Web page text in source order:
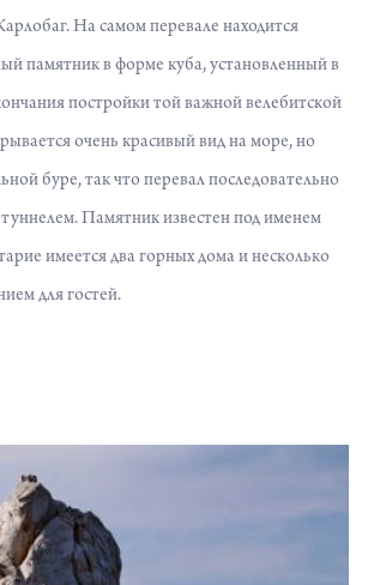
На самом перевале находится
памятник в форме куба, установленный в
постройки той важной велебитской
очень красивый вид на море, но
буре, так что перевал последовательно
Памятник известен под именем
имеется два горных дома и несколько
для гостей.